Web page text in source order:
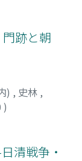
激化または顕
を対象とし、
。そのため、
なかった。そ
と見なされた
れた旧商店街
する東部とそ
意に至る条件
役割を果たし
跡と朝
) , 史林 ,
)
清戦争・